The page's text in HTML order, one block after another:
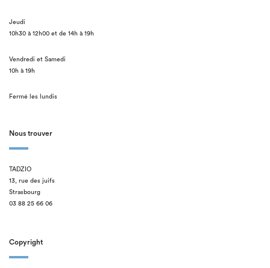
Jeudi
10h30 à 12h00 et de 14h à 19h
Vendredi et Samedi
10h à 19h
Fermé les lundis
Nous trouver
TADZIO
13, rue des juifs
Strasbourg
03 88 25 66 06
Copyright